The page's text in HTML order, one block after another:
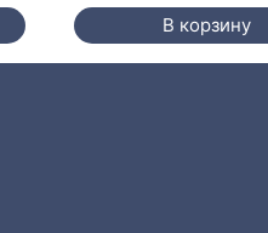
В корзину